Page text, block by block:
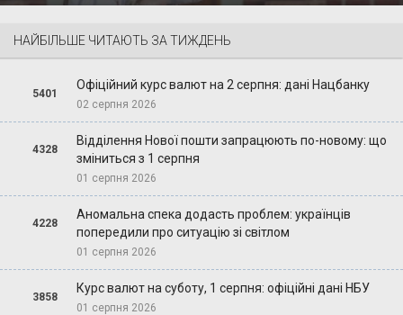
НАЙБІЛЬШЕ ЧИТАЮТЬ ЗА ТИЖДЕНЬ
5401
Офіційний курс валют на 2 серпня: дані Нацбанку
02 серпня 2026
4328
Відділення Нової пошти запрацюють по-новому: що
зміниться з 1 серпня
01 серпня 2026
4228
Аномальна спека додасть проблем: українців
попередили про ситуацію зі світлом
01 серпня 2026
3858
Курс валют на суботу, 1 серпня: офіційні дані НБУ
01 серпня 2026